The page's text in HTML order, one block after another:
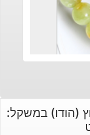
(הודו) במשקל: